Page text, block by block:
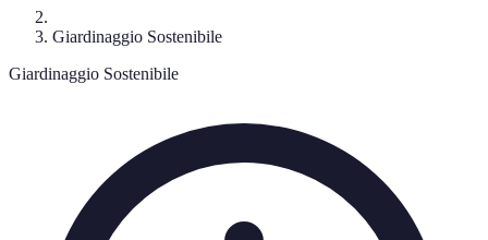
Giardinaggio Sostenibile
Giardinaggio Sostenibile